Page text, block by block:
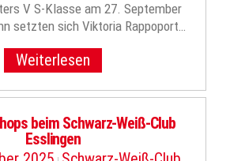
V S-Klasse am 27. September
setzten sich Viktoria Rappoport…
Weiterlesen
beim Schwarz-Weiß-Club
Esslingen